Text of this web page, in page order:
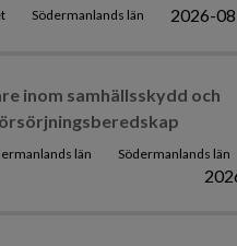
Södermanlands län 2026-
inom samhällsskydd och
län Södermanlands län